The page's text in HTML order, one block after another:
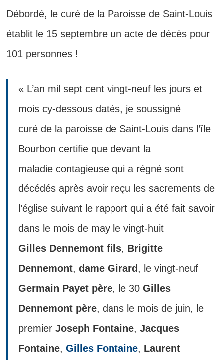
Débordé, le curé de la Paroisse de Saint-Louis
établit le 15 septembre un acte de décès pour
101 personnes !
« L’an mil sept cent vingt-neuf les jours et
mois cy-dessous datés, je soussigné
curé de la paroisse de Saint-Louis dans l’île
Bourbon certifie que devant la
maladie contagieuse qui a régné sont
décédés après avoir reçu les sacrements de
l’église suivant le rapport qui a été fait savoir
dans le mois de may le vingt-huit
Gilles Dennemont fils, Brigitte
Dennemont, dame Girard , le vingt-neuf
Germain Payet père, le 30 Gilles
Dennemont père, dans le mois de juin, le
premier Joseph Fontaine, Jacques
Fontaine, Gilles Fontaine, Laurent